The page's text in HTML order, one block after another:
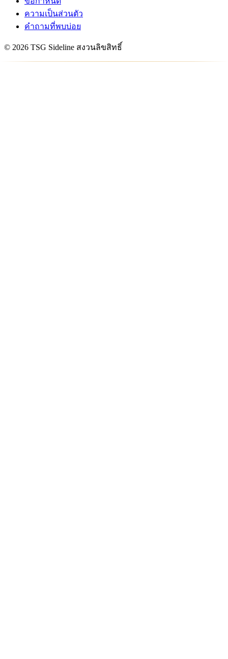
ความเป็นส่วนตัว
คำถามที่พบบ่อย
© 2026 TSG Sideline สงวนลิขสิทธิ์